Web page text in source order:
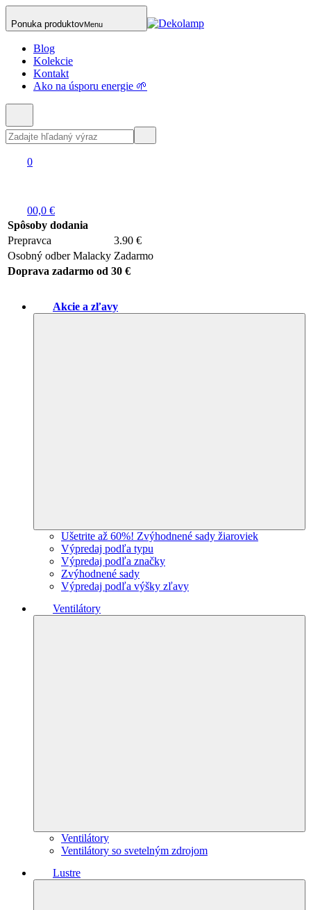
Ponuka produktovMenu
Blog
Kolekcie
Kontakt
Ako na úsporu energie 🌱
0
00,0 €
Spôsoby dodania
Prepravca
3.90 €
Osobný odber Malacky Zadarmo
Doprava zadarmo od 30 €
Akcie a zľavy
Ušetrite až 60%! Zvýhodnené sady žiaroviek
Výpredaj podľa typu
Výpredaj podľa značky
Zvýhodnené sady
Výpredaj podľa výšky zľavy
Ventilátory
Ventilátory
Ventilátory so svetelným zdrojom
Lustre